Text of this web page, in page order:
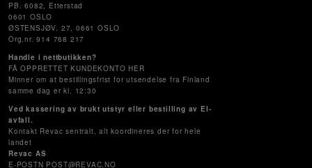
PB. 6082, Etterstad
0601 OSLO
ØSTENSJØV. 27, 0661 OSLO
Org.nr. 914 768 217
Handle i nettbutikken?
FÅ OPPRETTET KUNDEKONTO HER
Minner om at bestillingsfrist for utsendelse fra Finland
samme dag er kl. 12:30
Ved kassering av brukt utstyr eller bestilling av El-
avfall.
Kontakt Revac sentralt, alt koordineres der for hele
landet
Revac AS
E-POSTN POST@REVAC.NO